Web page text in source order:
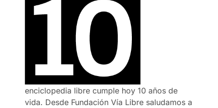
enciclopedia libre cumple hoy 10 años de
vida. Desde Fundación Vía Libre saludamos a